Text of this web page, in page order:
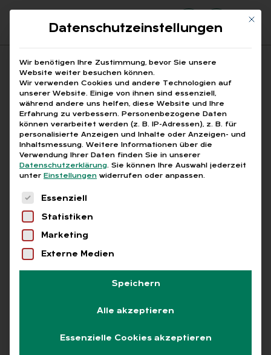
Suchfeld
Suchen
Breadcrumb-Navigation
STARTSEITE
PRINTAUSGABEN
TITELTHEMA: EINE HOHE KUNST. DIE …
KEINE GEBURTSTAGSFEIER WEGEN …
Inhaltsverzeichnis
Free
Kei­ne Ge­burts­tags­fei­er
· Dr. Niels Lepperhoff
Abrechnungspraxis
Mit
Datenschutzeinstellungen
Wir benötigen Ihre Zustimmung, bevor Sie unsere
Website weiter besuchen können.
Wir verwenden Cookies und andere Technologien auf
unserer Website. Einige von ihnen sind essenziell,
während andere uns helfen, diese Website und Ihre
Erfahrung zu verbessern. Personenbezogene Daten
können verarbeitet werden (z. B. IP-Adressen), z. B. für
personalisierte Anzeigen und Inhalte oder Anzeigen- und
Inhaltsmessung. Weitere Informationen über die
Verwendung Ihrer Daten finden Sie in unserer
Datenschutzerklärung. Sie können Ihre Auswahl jederzeit
unter Einstellungen widerrufen oder anpassen.
Es folgt eine Liste der Service-Gruppen, für
Essenziell
Statistiken
Marketing
Externe Medien
Speichern
Alle akzeptieren
Essenzielle Cookies akzeptieren